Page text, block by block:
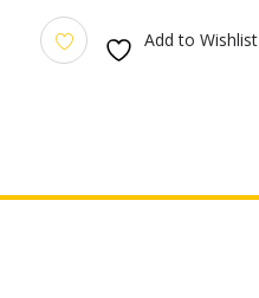
Evo
Add to Wishlist